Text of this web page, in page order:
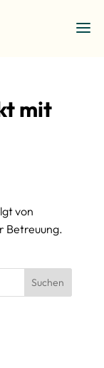
mit
von
Betreuung.
Suchen